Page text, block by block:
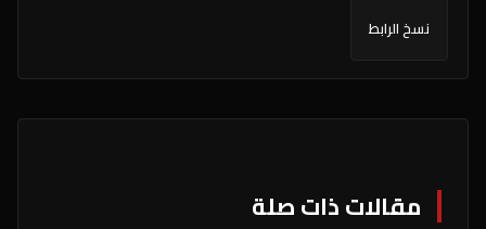
نسخ الرابط
مقالات ذات صلة